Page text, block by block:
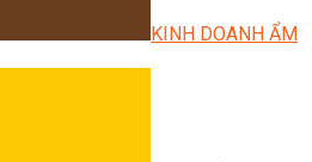
KINH DOANH ẨM